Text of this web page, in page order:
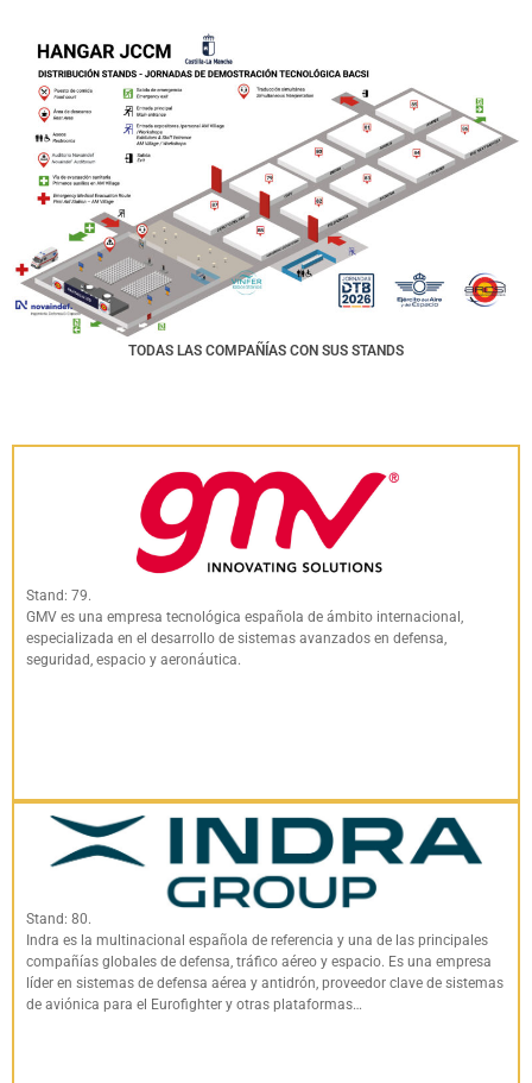
TODAS LAS COMPAÑÍAS CON SUS STANDS
Stand: 79.
GMV es una empresa tecnológica española de ámbito internacional,
especializada en el desarrollo de sistemas avanzados en defensa,
seguridad, espacio y aeronáutica.
Stand: 80.
Indra es la multinacional española de referencia y una de las principales
compañías globales de defensa, tráfico aéreo y espacio. Es una empresa
líder en sistemas de defensa aérea y antidrón, proveedor clave de sistemas
de aviónica para el Eurofighter y otras plataformas…